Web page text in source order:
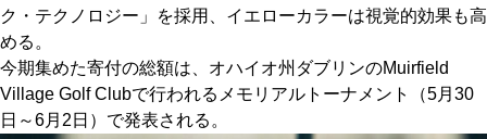
ク・テクノロジー」を採用、イエローカラーは視覚的効果も高
める。
今期集めた寄付の総額は、オハイオ州ダブリンのMuirfield
Village Golf Clubで行われるメモリアルトーナメント（5月30
日～6月2日）で発表される。
Editor’s Picks 編集部のおすすめ
Our Team 私たちのチーム
Our Mission 私たちの使命